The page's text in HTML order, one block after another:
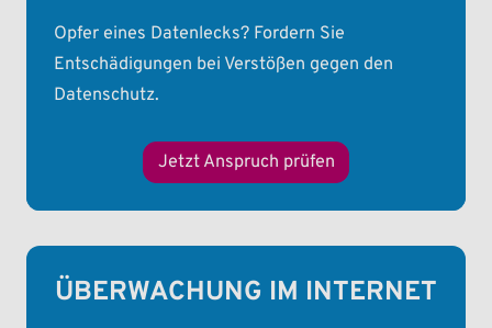
Opfer eines Datenlecks? Fordern Sie
Entschädigungen bei Verstößen gegen den
Datenschutz.
Jetzt Anspruch prüfen
ÜBERWACHUNG IM INTERNET